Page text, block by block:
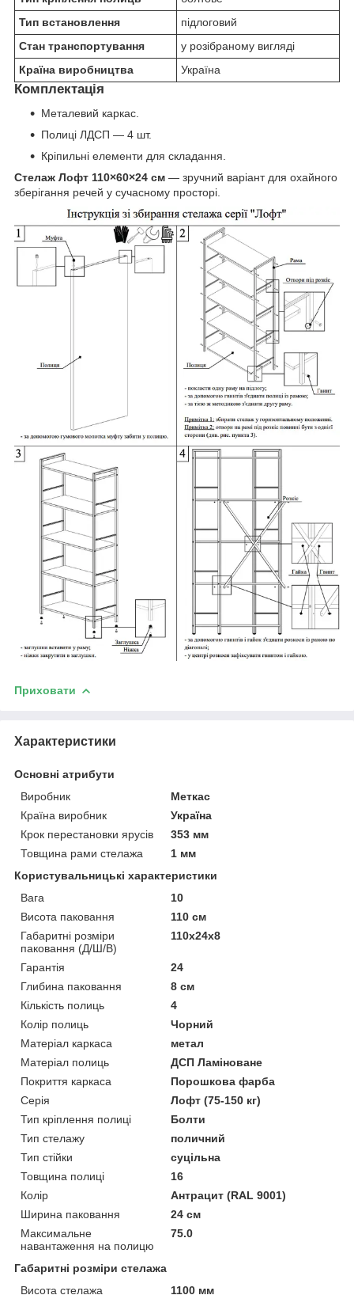
Тип встановлення
підлоговий
Стан транспортування
у розібраному вигляді
Країна виробництва
Україна
Комплектація
Металевий каркас.
Полиці ЛДСП — 4 шт.
Кріпильні елементи для складання.
Стелаж Лофт 110×60×24 см — зручний варіант для охайного
зберігання речей у сучасному просторі.
Приховати
Характеристики
Основні атрибути
Виробник
Меткас
Країна виробник
Україна
Крок перестановки ярусів
353 мм
Товщина рами стелажа
1 мм
Користувальницькі характеристики
Вага
10
Висота паковання
110 см
Габаритні розміри
паковання (Д/Ш/В)
110х24х8
Гарантія
24
Глибина паковання
8 см
Кількість полиць
4
Колір полиць
Чорний
Матеріал каркаса
метал
Матеріал полиць
ДСП Ламіноване
Покриття каркаса
Порошкова фарба
Серія
Лофт (75-150 кг)
Тип кріплення полиці
Болти
Тип стелажу
поличний
Тип стійки
суцільна
Товщина полиці
16
Колір
Антрацит (RAL 9001)
Ширина паковання
24 см
Максимальне
навантаження на полицю
75.0
Габаритні розміри стелажа
Висота стелажа
1100 мм